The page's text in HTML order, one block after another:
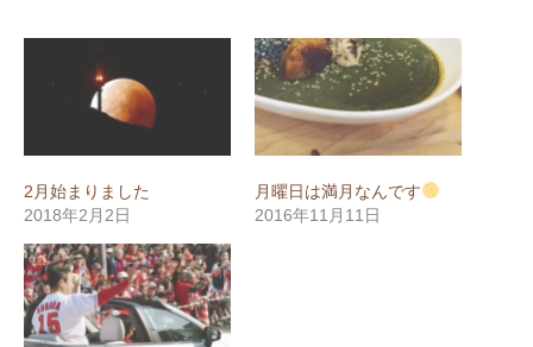
2月始まりました
2018年2月2日
月曜日は満月なんです
2016年11月11日